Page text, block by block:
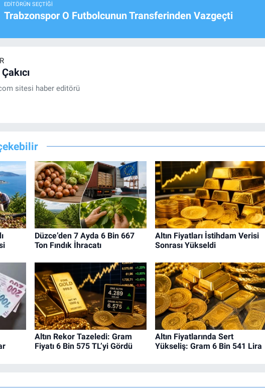
EDITÖRÜN SEÇTIĞI
Trabzonspor O Futbolcunun Transferinden Vazgeçti
sitesi haber editörü
Düzce’den 7 Ayda 6 Bin 667
Ton Fındık İhracatı
Altın Fiyatları İstihdam Verisi
Sonrası Yükseldi
Altın Rekor Tazeledi: Gram
Fiyatı 6 Bin 575 TL’yi Gördü
Altın Fiyatlarında Sert
Yükseliş: Gram 6 Bin 541 Lira